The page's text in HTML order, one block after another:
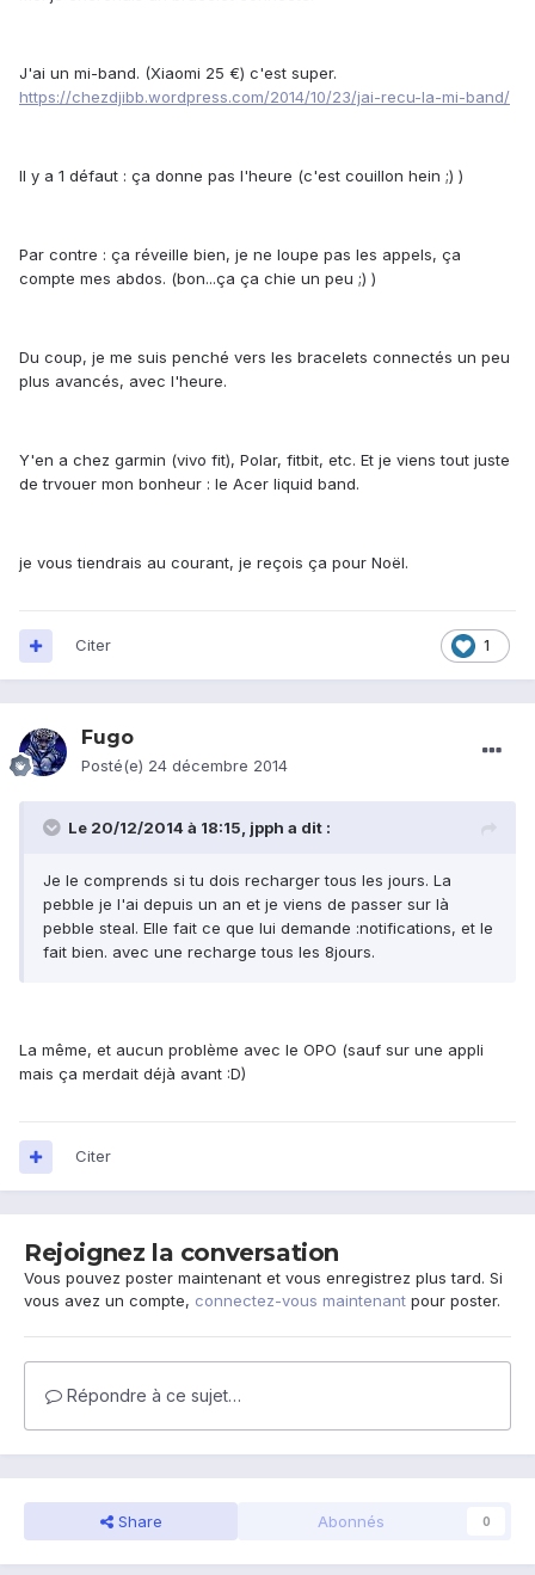
J'ai un mi-band. (Xiaomi 25 €) c'est super.
https://chezdjibb.wordpress.com/2014/10/23/jai-recu-la-mi-band/
Il y a 1 défaut : ça donne pas l'heure (c'est couillon hein ;) )
Par contre : ça réveille bien, je ne loupe pas les appels, ça
compte mes abdos. (bon...ça ça chie un peu ;) )
Du coup, je me suis penché vers les bracelets connectés un peu
plus avancés, avec l'heure.
Y'en a chez garmin (vivo fit), Polar, fitbit, etc. Et je viens tout juste
de trvouer mon bonheur : le Acer liquid band.
je vous tiendrais au courant, je reçois ça pour Noël.
1
Citer
Fugo
Posté(e) 24 décembre 2014
Le 20/12/2014 à 18:15, jpph a dit :
Je le comprends si tu dois recharger tous les jours. La
pebble je l'ai depuis un an et je viens de passer sur là
pebble steal. Elle fait ce que lui demande :notifications, et le
fait bien. avec une recharge tous les 8jours.
La même, et aucun problème avec le OPO (sauf sur une appli
mais ça merdait déjà avant :D)
Citer
Rejoignez la conversation
Vous pouvez poster maintenant et vous enregistrez plus tard. Si
vous avez un compte, connectez-vous maintenant pour poster.
Répondre à ce sujet…
Share Abonnés 0